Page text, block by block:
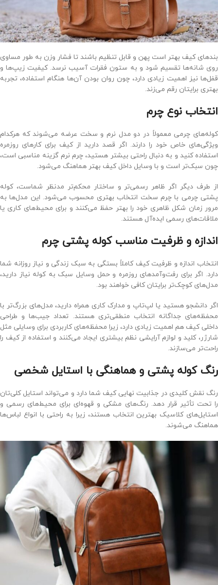
بندهای کیف بهتر است پهن و قابل تنظیم باشند تا فشار وزن به طور مساوی
روی شانه‌ها تقسیم شود و به ستون فقرات آسیب نرسد. کیفیت زیپ‌ها و
قفل‌ها نیز اهمیت زیادی دارد، چون روان بودن آن‌ها هنگام استفاده، تجربه
بهتری برایتان رقم می‌زند.
انتخاب نوع چرم
کوله‌های چرمی معمولاً در دو مدل نرم و سخت عرضه می‌شوند که هرکدام
ویژگی‌های خاص خود را دارند. اگر قصد دارید از کیف برای کارهای روزمره
استفاده کنید و به دنبال راحتی بیشتر هستید، چرم نرم گزینه مناسبی است،
چون سبک‌تر است و با وسایل داخل کیف بهتر هماهنگ می‌شود.
از طرف دیگر اگر ظاهر رسمی‌تر و ساختار محکم‌تر مدنظر شماست، کوله
پشتی چرمی با چرم سخت انتخاب بهتری محسوب می‌شود. این مدل‌ها به
مرور زمان شکل ظاهری خود را بهتر حفظ می‌کنند و برای محیط‌های کاری یا
ملاقات‌های رسمی ایده‌آل هستند.
اندازه و ظرفیت مناسب کوله پشتی چرم
انتخاب اندازه و ظرفیت کیف کاملاً بستگی به سبک زندگی و نیاز روزانه شما
دارد. اگر برای رفت‌وآمدهای روزمره و حمل وسایل سبک به کوله نیاز دارید،
مدل‌های کوچک‌تر برایتان کافی خواهند بود.
اگر دانشجو هستید یا لپ‌تاپ و مدارک کاری همراه دارید، مدل‌های بزرگ‌تر با
محفظه‌های جداگانه انتخاب منطقی‌تری هستند. تعداد جیب‌ها و طراحی
داخلی کیف هم اهمیت زیادی دارد، زیرا محفظه‌های کاربردی برای وسایلی مثل
شارژر، کلید و لوازم آرایشی نظم بیشتری ایجاد می‌کنند و استفاده از کیف را
راحت‌تر می‌سازند.
رنگ کوله پشتی و هماهنگی با استایل شخصی
رنگ نقش کلیدی در جذابیت نهایی کیف شما دارد و می‌تواند استایل کلی‌تان
را تحت تأثیر قرار دهد. رنگ‌های مشکی و قهوه‌ای برای محیط‌های رسمی و
استایل‌های کلاسیک بهترین انتخاب هستند، زیرا به‌ راحتی با انواع لباس‌ها
هماهنگ می‌شوند.